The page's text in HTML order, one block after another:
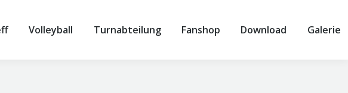
Volleyball Turnabteilung Fanshop Download Galerie